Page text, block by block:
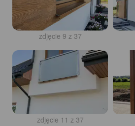
zdjęcie 9 z 37
zdjęcie 11 z 37